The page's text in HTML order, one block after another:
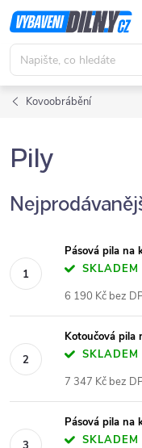
Přejít
na
obsah
Kovoobrábění
Pily
Pásová pila na
SKLADEM
6 190 Kč bez
Kotoučová pila
SKLADEM
7 347 Kč bez
Pásová pila na
SKLADEM